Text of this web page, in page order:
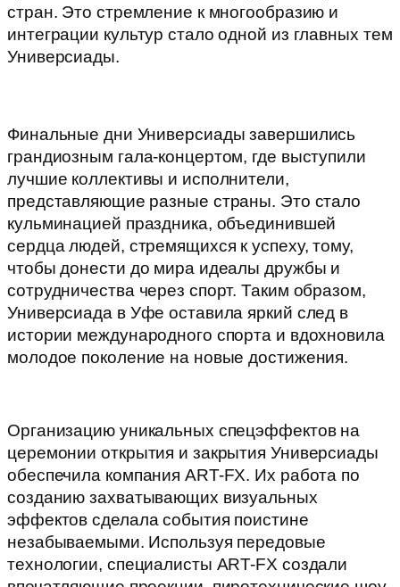
стран. Это стремление к многообразию и
интеграции культур стало одной из главных тем
Универсиады.
Финальные дни Универсиады завершились
грандиозным гала-концертом, где выступили
лучшие коллективы и исполнители,
представляющие разные страны. Это стало
кульминацией праздника, объединившей
сердца людей, стремящихся к успеху, тому,
чтобы донести до мира идеалы дружбы и
сотрудничества через спорт. Таким образом,
Универсиада в Уфе оставила яркий след в
истории международного спорта и вдохновила
молодое поколение на новые достижения.
Организацию уникальных спецэффектов на
церемонии открытия и закрытия Универсиады
обеспечила компания ART-FX. Их работа по
созданию захватывающих визуальных
эффектов сделала события поистине
незабываемыми. Используя передовые
технологии, специалисты ART-FX создали